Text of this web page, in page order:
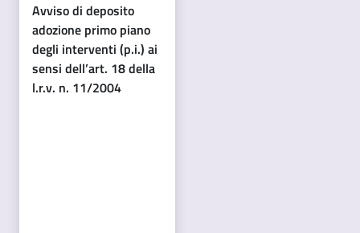
avviso di deposito
adozione primo piano
degli interventi (p.i.) ai
sensi dell’art. 18 della
l.r.v. n. 11/2004